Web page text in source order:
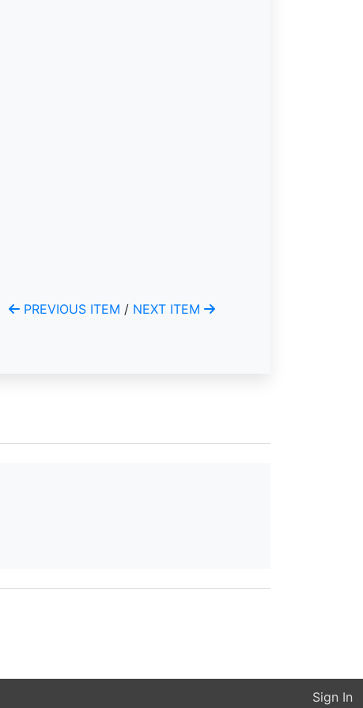
PREVIOUS ITEM / NEXT ITEM
Sign In